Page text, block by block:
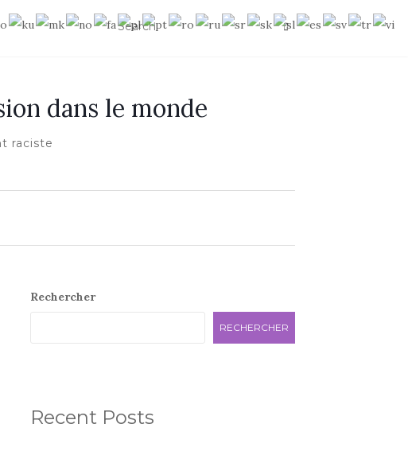
dans le monde
raciste
Rechercher
RECHERCHER
Recent Posts